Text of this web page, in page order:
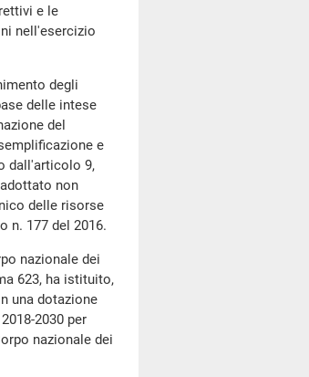
e le
nell'esercizio
degli
delle intese
del
e
dall'articolo 9,
non
delle risorse
n. 177 del 2016.
nazionale dei
623, ha istituito,
una dotazione
2030 per
nazionale dei